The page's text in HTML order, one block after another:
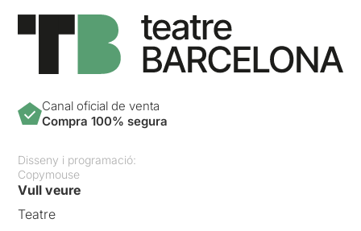
Canal oficial de venta
Compra 100% segura
Disseny i programació:
Copymouse
Vull veure
Teatre